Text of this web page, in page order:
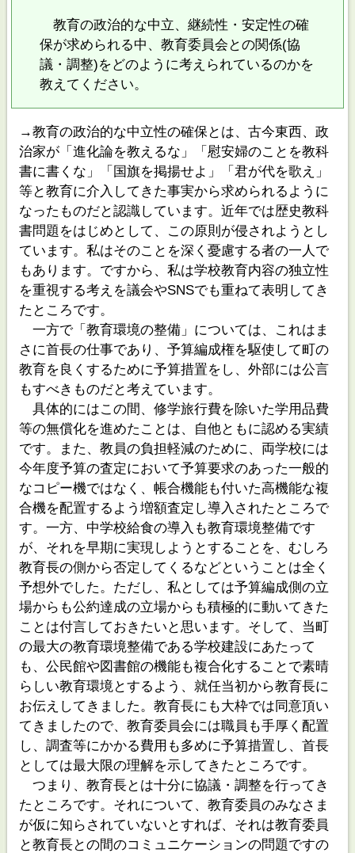
教育の政治的な中立、継続性・安定性の確
保が求められる中、教育委員会との関係(協
議・調整)をどのように考えられているのかを
教えてください。
→教育の政治的な中立性の確保とは、古今東西、政
治家が「進化論を教えるな」「慰安婦のことを教科
書に書くな」「国旗を掲揚せよ」「君が代を歌え」
等と教育に介入してきた事実から求められるように
なったものだと認識しています。近年では歴史教科
書問題をはじめとして、この原則が侵されようとし
ています。私はそのことを深く憂慮する者の一人で
もあります。ですから、私は学校教育内容の独立性
を重視する考えを議会やSNSでも重ねて表明してき
たところです。
一方で「教育環境の整備」については、これはま
さに首長の仕事であり、予算編成権を駆使して町の
教育を良くするために予算措置をし、外部には公言
もすべきものだと考えています。
具体的にはこの間、修学旅行費を除いた学用品費
等の無償化を進めたことは、自他ともに認める実績
です。また、教員の負担軽減のために、両学校には
今年度予算の査定において予算要求のあった一般的
なコピー機ではなく、帳合機能も付いた高機能な複
合機を配置するよう増額査定し導入されたところで
す。一方、中学校給食の導入も教育環境整備です
が、それを早期に実現しようとすることを、むしろ
教育長の側から否定してくるなどということは全く
予想外でした。ただし、私としては予算編成側の立
場からも公約達成の立場からも積極的に動いてきた
ことは付言しておきたいと思います。そして、当町
の最大の教育環境整備である学校建設にあたって
も、公民館や図書館の機能も複合化することで素晴
らしい教育環境とするよう、就任当初から教育長に
お伝えしてきました。教育長にも大枠では同意頂い
てきましたので、教育委員会には職員も手厚く配置
し、調査等にかかる費用も多めに予算措置し、首長
としては最大限の理解を示してきたところです。
つまり、教育長とは十分に協議・調整を行ってき
たところです。それについて、教育委員のみなさま
が仮に知らされていないとすれば、それは教育委員
と教育長との間のコミュニケーションの問題ですの